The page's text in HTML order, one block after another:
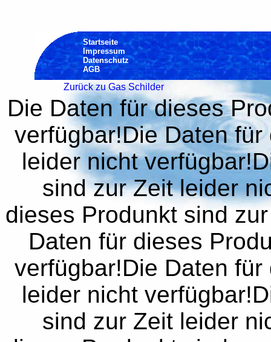
Startseite
Impressum
Datenschutz
AGB
Zurück zu Gas Schilder
Die Daten für dieses
verfügbar!Die Daten
leider nicht
sind zur Zeit leider
dieses Produnkt sind
Daten für dieses
verfügbar!Die Daten
leider nicht
sind zur Zeit leider